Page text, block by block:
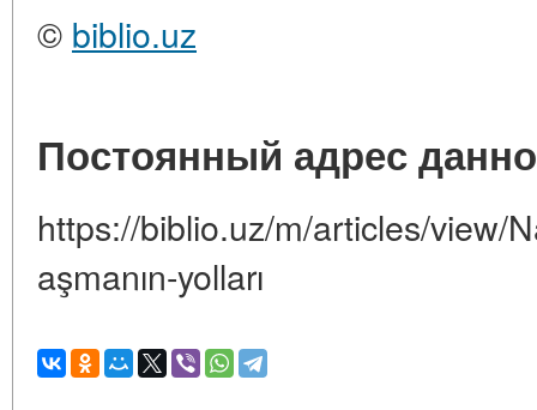
© biblio.uz
Постоянный адрес
https://biblio.uz/m/articles/view/
aşmanın-yolları